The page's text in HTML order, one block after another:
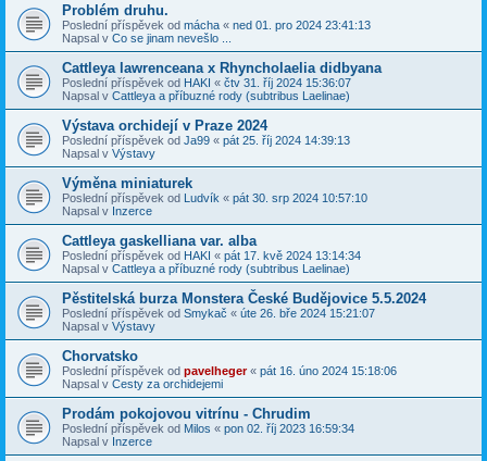
Problém druhu.
Poslední příspěvek od mácha « ned 01. pro 2024 23:41:13
Napsal v Co se jinam nevešlo ...
Cattleya lawrenceana x Rhyncholaelia didbyana
Poslední příspěvek od HAKI « čtv 31. říj 2024 15:36:07
Napsal v Cattleya a příbuzné rody (subtribus Laelinae)
Výstava orchidejí v Praze 2024
Poslední příspěvek od Ja99 « pát 25. říj 2024 14:39:13
Napsal v Výstavy
Výměna miniaturek
Poslední příspěvek od Ludvík « pát 30. srp 2024 10:57:10
Napsal v Inzerce
Cattleya gaskelliana var. alba
Poslední příspěvek od HAKI « pát 17. kvě 2024 13:14:34
Napsal v Cattleya a příbuzné rody (subtribus Laelinae)
Pěstitelská burza Monstera České Budějovice 5.5.2024
Poslední příspěvek od Smykač « úte 26. bře 2024 15:21:07
Napsal v Výstavy
Chorvatsko
Poslední příspěvek od pavelheger« pát 16. úno 2024 15:18:06
Napsal v Cesty za orchidejemi
Prodám pokojovou vitrínu - Chrudim
Poslední příspěvek od Milos « pon 02. říj 2023 16:59:34
Napsal v Inzerce